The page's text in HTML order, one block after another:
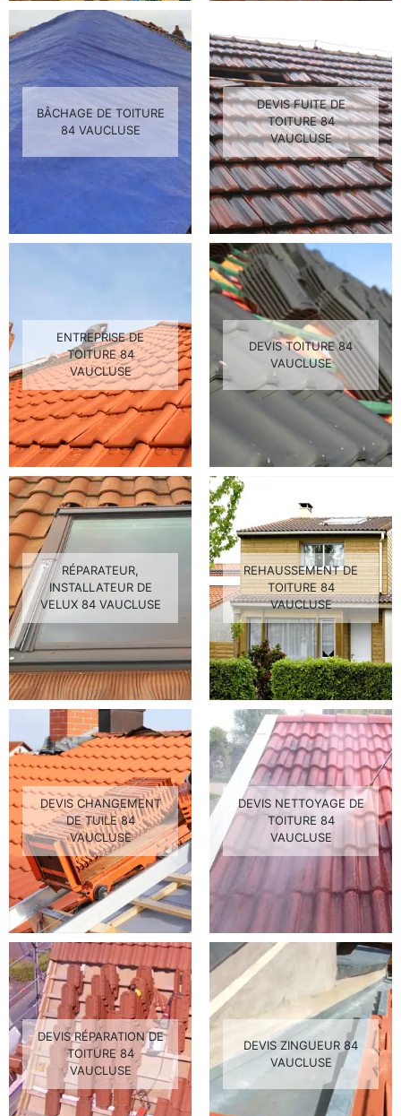
BÂCHAGE DE TOITURE
84 VAUCLUSE
DEVIS FUITE DE
TOITURE 84
VAUCLUSE
ENTREPRISE DE
TOITURE 84
VAUCLUSE
DEVIS TOITURE 84
VAUCLUSE
RÉPARATEUR,
INSTALLATEUR DE
VELUX 84 VAUCLUSE
REHAUSSEMENT DE
TOITURE 84
VAUCLUSE
DEVIS CHANGEMENT
DE TUILE 84
VAUCLUSE
DEVIS NETTOYAGE DE
TOITURE 84
VAUCLUSE
DEVIS RÉPARATION DE
TOITURE 84
VAUCLUSE
DEVIS ZINGUEUR 84
VAUCLUSE